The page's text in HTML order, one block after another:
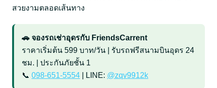
สวยงามตลอดเส้นทาง
🚗 จองรถเช่าอุดรกับ FriendsCarrent
ราคาเริ่มต้น 599 บาท/วัน | รับรถฟรีสนามบินอุดร 24
ชม. | ประกันภัยชั้น 1
📞 098-651-5554 | LINE: @zqv9912k